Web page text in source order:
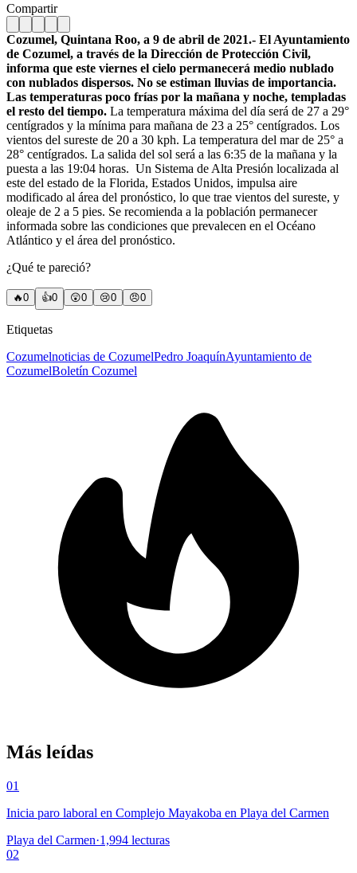
Compartir
Cozumel, Quintana Roo, a 9 de abril de 2021.- El Ayuntamiento
de Cozumel, a través de la Dirección de Protección Civil,
informa que este viernes el cielo permanecerá medio nublado
con nublados dispersos. No se estiman lluvias de importancia.
Las temperaturas poco frías por la mañana y noche, templadas
el resto del tiempo. La temperatura máxima del día será de 27 a 29°
centígrados y la mínima para mañana de 23 a 25° centígrados. Los
vientos del sureste de 20 a 30 kph. La temperatura del mar de 25° a
28° centígrados. La salida del sol será a las 6:35 de la mañana y la
puesta a las 19:04 horas. Un Sistema de Alta Presión localizada al
este del estado de la Florida, Estados Unidos, impulsa aire
modificado al área del pronóstico, lo que trae vientos del sureste, y
oleaje de 2 a 5 pies. Se recomienda a la población permanecer
informada sobre las condiciones que prevalecen en el Océano
Atlántico y el área del pronóstico.
¿Qué te pareció?
🔥0 👍0 😲0 😢0 😠0
Etiquetas
Cozumelnoticias de CozumelPedro JoaquínAyuntamiento de
CozumelBoletín Cozumel
Más leídas
01
Inicia paro laboral en Complejo Mayakoba en Playa del Carmen
Playa del Carmen·1,994 lecturas
02